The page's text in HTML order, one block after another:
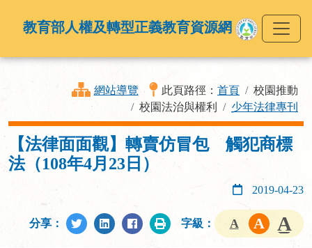
教育部人權及轉型正義教育資源網
網站導覽 此頁路徑： 首頁
校園推動
校園法治與權利
少年法律專刊
【法律面面觀】轉賣仿冒包 觸犯商標
法（108年4月23日）
2019-04-23
分享： 字級：